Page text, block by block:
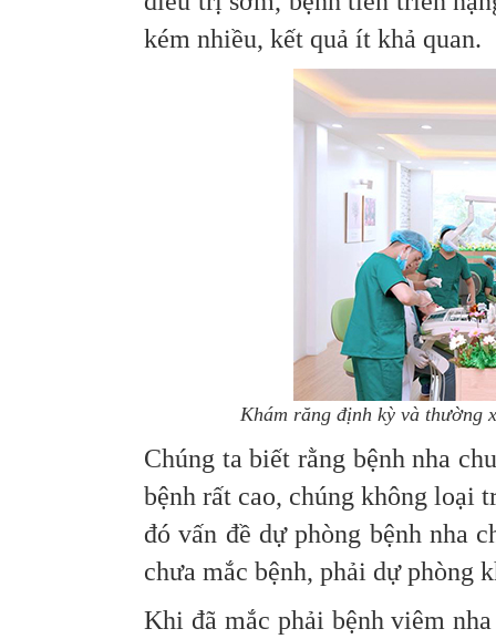
kém nhiều, kết quả ít khả quan.
Khám răng định kỳ và thường
Chúng ta biết rằng bệnh nha
bệnh rất cao, chúng không
đó vấn đề dự phòng bệnh nha
chưa mắc bệnh, phải dự phòng
Khi đã mắc phải bệnh viêm